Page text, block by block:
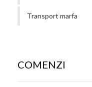
Transport marfa
COMENZI